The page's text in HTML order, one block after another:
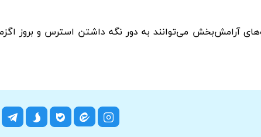
آرامش‌بخش می‌توانند به دور نگه داشتن استرس و بروز